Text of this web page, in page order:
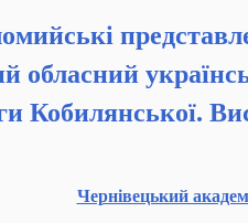
обласний
Кобилянської.
Чернівецький